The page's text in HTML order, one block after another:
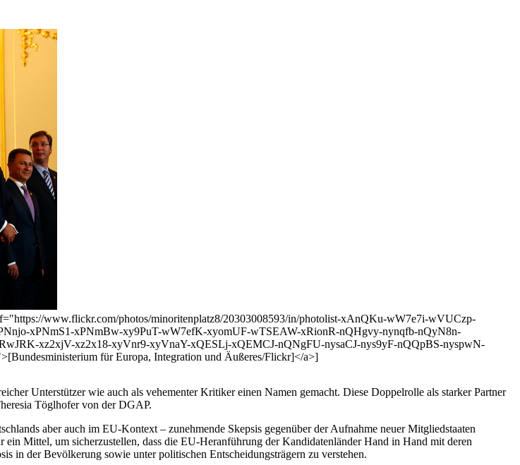
www.flickr.com/photos/minoritenplatz8/20303008593/in/photolist-xAnQKu-wW7e7i-wVUCzp-
xPNmS1-xPNmBw-xy9PuT-wW7efK-xyomUF-wTSEAW-xRionR-nQHgvy-nynqfb-nQyN8n-
xz2xjV-xz2x18-xyVnr9-xyVnaY-xQESLj-xQEMCJ-nQNgFU-nysaCJ-nys9yF-nQQpBS-nyspwN-
für Europa, Integration und Äußeres/Flickr]</a>]
Unterstützer wie auch als vehementer Kritiker einen Namen gemacht. Diese Doppelrolle als starker Partner
Töglhofer von der DGAP.
aber auch im EU-Kontext – zunehmende Skepsis gegenüber der Aufnahme neuer Mitgliedstaaten
Mittel, um sicherzustellen, dass die EU-Heranführung der Kandidatenländer Hand in Hand mit deren
in der Bevölkerung sowie unter politischen Entscheidungsträgern zu verstehen.